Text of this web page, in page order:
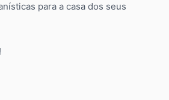
para a casa dos seus